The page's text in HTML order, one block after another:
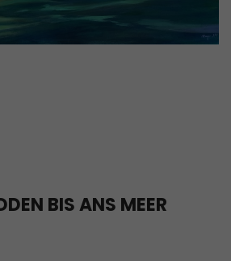
BIS ANS MEER